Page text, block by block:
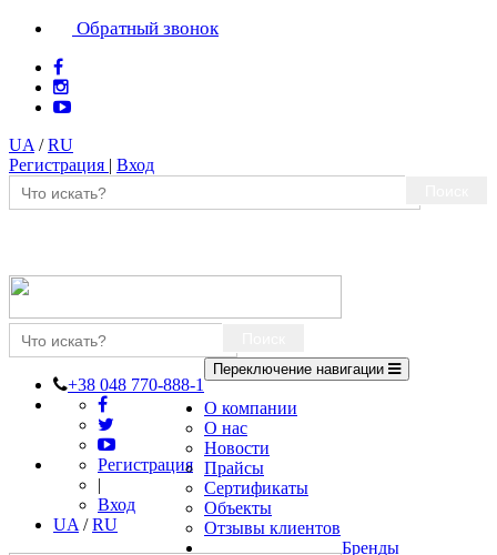
Обратный звонок
UA /RU
Регистрация | Вход
+38 048 770-888-1
Регистрация
|
Вход
UA /RU
Переключение навигации
О компании
О нас
Новости
Прайсы
Сертификаты
Объекты
Отзывы клиентов
Бренды